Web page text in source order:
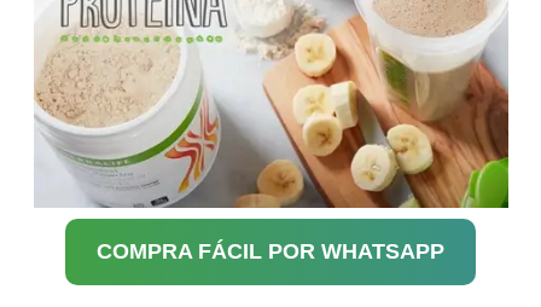
COMPRA FÁCIL POR WHATSAPP